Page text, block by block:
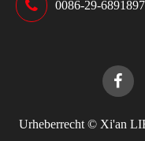
0086-29-
Urheberrecht © Xi'an